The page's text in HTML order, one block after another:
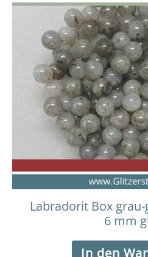
Labradorit Box
6 mm
In den